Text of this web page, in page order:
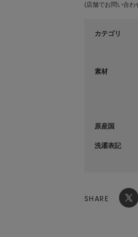
(店舗でお問い合わ
カテゴリ
素材
原産国
洗濯表記
SHARE